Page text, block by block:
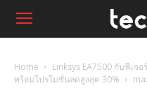
Home
Linksys EA7500 กับฟีเจ
พร้อมโปรโมชั่นลดสูงสุด 30%